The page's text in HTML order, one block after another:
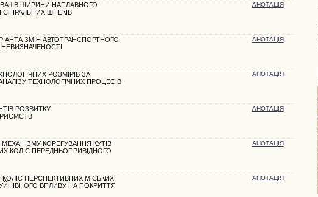
ШИРИНИ НАПЛАВНОГО
ШНЕКІВ
АНОТАЦІЯ
ЗМІН АВТОТРАНСПОРТНОГО
АНОТАЦІЯ
РОЗМІРІВ ЗА
ТЕХНОЛОГІЧНИХ ПРОЦЕСІВ
АНОТАЦІЯ
РОЗВИТКУ
АНОТАЦІЯ
КОРЕГУВАННЯ КУТІВ
КОЛІС ПЕРЕДНЬОПРИВІДНОГО
АНОТАЦІЯ
ПЕРСПЕКТИВНИХ МІСЬКИХ
ВПЛИВУ НА ПОКРИТТЯ
АНОТАЦІЯ